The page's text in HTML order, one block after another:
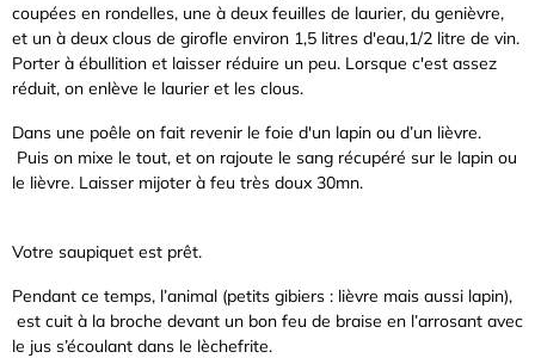
coupées en rondelles, une à deux feuilles de laurier, du genièvre,
et un à deux clous de girofle environ 1,5 litres d'eau,1/2 litre de vin.
Porter à ébullition et laisser réduire un peu. Lorsque c'est assez
réduit, on enlève le laurier et les clous.
Dans une poêle on fait revenir le foie d'un lapin ou d’un lièvre.
Puis on mixe le tout, et on rajoute le sang récupéré sur le lapin ou
le lièvre. Laisser mijoter à feu très doux 30mn.
Votre saupiquet est prêt.
Pendant ce temps, l’animal (petits gibiers : lièvre mais aussi lapin),
est cuit à la broche devant un bon feu de braise en l’arrosant avec
le jus s’écoulant dans le lèchefrite.